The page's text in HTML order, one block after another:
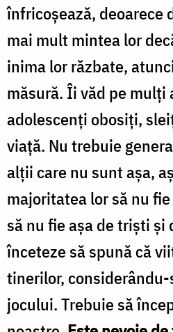
înfricoşează, deoarece
mai mult mintea lor
inima lor răzbate,
măsură. Îi văd pe mulţi
adolescenţi obosiţi,
viaţă. Nu trebuie
alţii care nu sunt aşa,
majoritatea lor să nu
să nu fie aşa de trişti şi
înceteze să spună că
tinerilor,
jocului. Trebuie să